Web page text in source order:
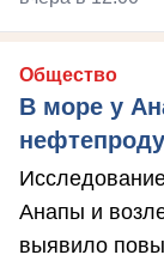
Общество
В море у
Анапы и
выявило